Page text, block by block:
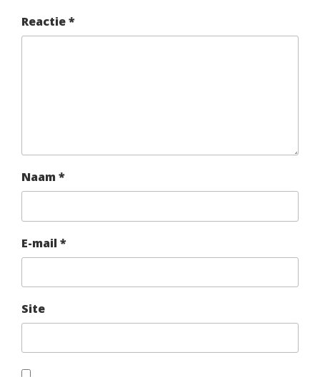
Reactie*
Naam *
E-mail *
Site